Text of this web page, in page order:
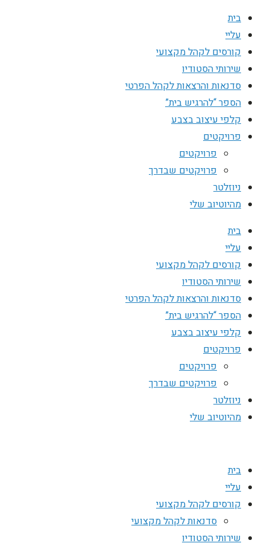
בית
עליי
קורסים לקהל מקצועי
שירותי הסטודיו
סדנאות והרצאות לקהל הפרטי
הספר “להרגיש בית”
קלפי עיצוב בצבע
פרויקטים
פרויקטים
פרויקטים שבדרך
ניוזלטר
מהיוטיוב שלי
בית
עליי
קורסים לקהל מקצועי
שירותי הסטודיו
סדנאות והרצאות לקהל הפרטי
הספר “להרגיש בית”
קלפי עיצוב בצבע
פרויקטים
פרויקטים
פרויקטים שבדרך
ניוזלטר
מהיוטיוב שלי
בית
עליי
קורסים לקהל מקצועי
סדנאות לקהל מקצועי
שירותי הסטודיו